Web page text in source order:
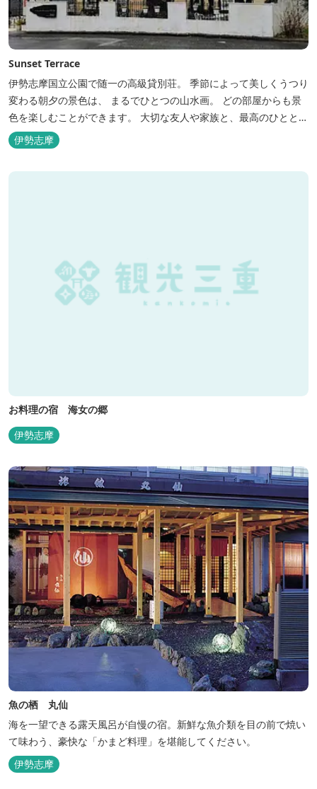
Sunset Terrace
伊勢志摩国立公園で随一の高級貸別荘。 季節によって美しくうつり
変わる朝夕の景色は、 まるでひとつの山水画。 どの部屋からも景
色を楽しむことができます。 大切な友人や家族と、最高のひととき
を。 1日1組限定とさせていただいております。 完全にプライベー
トでご利用いただけます。
伊勢志摩
お料理の宿 海女の郷
伊勢志摩
魚の栖 丸仙
海を一望できる露天風呂が自慢の宿。新鮮な魚介類を目の前で焼い
て味わう、豪快な「かまど料理」を堪能してください。
伊勢志摩